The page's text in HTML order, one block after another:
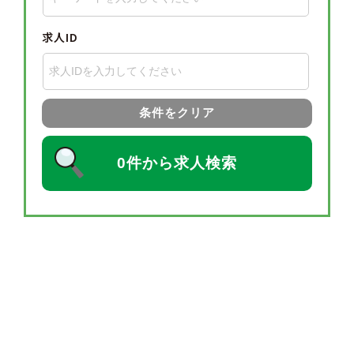
求人ID
条件をクリア
0件から求人検索